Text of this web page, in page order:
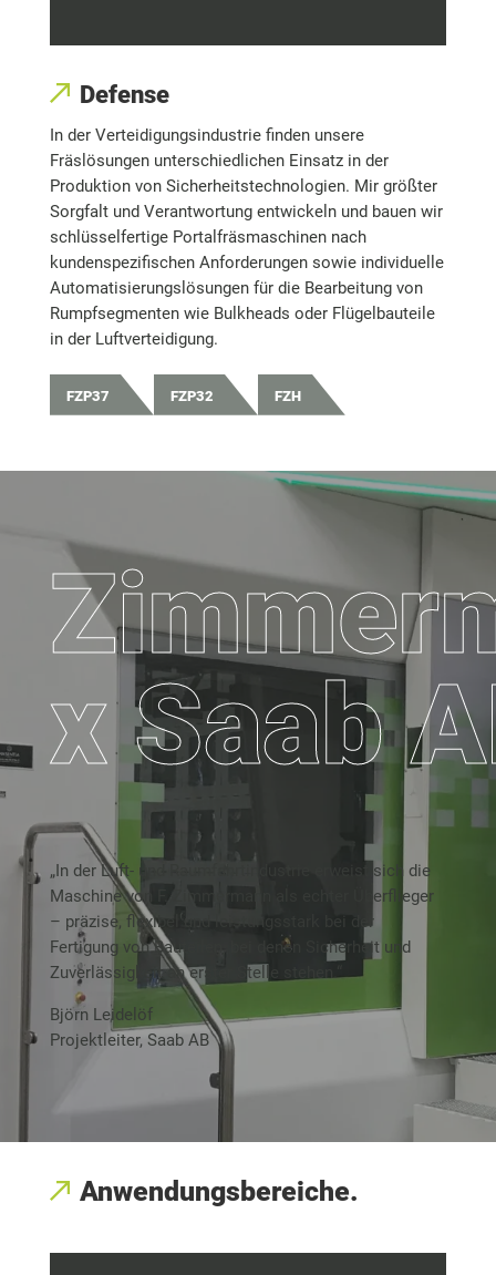
Defense
In der Verteidigungsindustrie finden unsere
Fräslösungen unterschiedlichen Einsatz in der
Produktion von Sicherheitstechnologien. Mir größter
Sorgfalt und Verantwortung entwickeln und bauen wir
schlüsselfertige Portalfräsmaschinen nach
kundenspezifischen Anforderungen sowie individuelle
Automatisierungslösungen für die Bearbeitung von
Rumpfsegmenten wie Bulkheads oder Flügelbauteile
in der Luftverteidigung.
FZP37 FZP32 FZH
x Saab
„In der Luft- und Raumfahrtindustrie erweist sich die
Maschine von F. Zimmermann als echter Überflieger
– präzise, flexibel und leistungsstark bei der
Fertigung von Bauteilen, bei denen Sicherheit und
Zuverlässigkeit an erster Stelle stehen.“
Björn Leidelöf
Projektleiter, Saab AB
Anwendungsbereiche.